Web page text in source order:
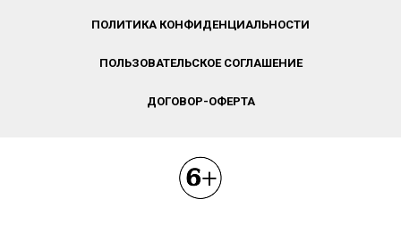
ПОЛИТИКА КОНФИДЕНЦИАЛЬНОСТИ
ПОЛЬЗОВАТЕЛЬСКОЕ СОГЛАШЕНИЕ
ДОГОВОР-ОФЕРТА